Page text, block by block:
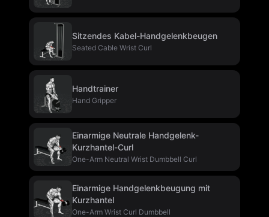
Sitzendes Kabel-Handgelenkbeugen
Seated Cable Wrist Curl
Handtrainer
Hand Gripper
Einarmige Neutrale Handgelenk-
Kurzhantel-Curl
One-Arm Neutral Wrist Dumbbell Curl
Einarmige Handgelenkbeugung mit
Kurzhantel
One-Arm Wrist Curl Dumbbell